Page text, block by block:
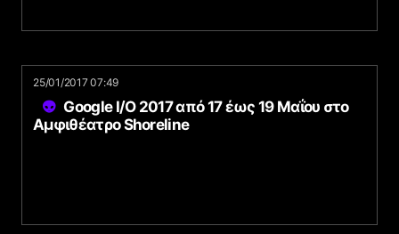
25/01/2017 07:49
Google I/O 2017 από 17 έως 19 Μαΐου στο
Αμφιθέατρο Shoreline